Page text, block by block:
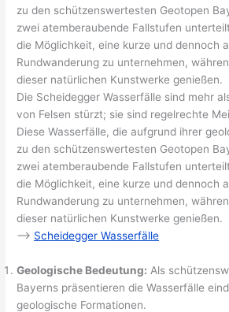
zu den schützenswertesten Geotopen
zwei atemberaubende Fallstufen
die Möglichkeit, eine kurze und dennoch
Rundwanderung zu unternehmen,
dieser natürlichen Kunstwerke genießen.
Die Scheidegger Wasserfälle sind mehr
von Felsen stürzt; sie sind regelrechte
Diese Wasserfälle, die aufgrund ihrer
zu den schützenswertesten Geotopen
zwei atemberaubende Fallstufen
die Möglichkeit, eine kurze und dennoch
Rundwanderung zu unternehmen,
dieser natürlichen Kunstwerke genießen.
–> Scheidegger Wasserfälle
Geologische Bedeutung: Als
Bayerns präsentieren die Wasserfälle
geologische Formationen.